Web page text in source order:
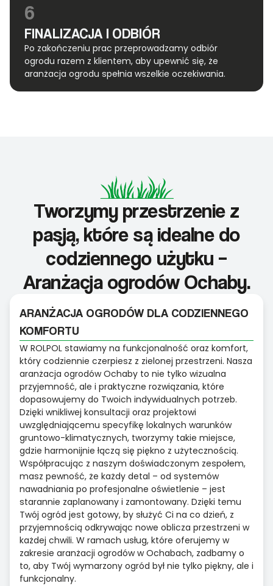
6
FINALIZACJA I ODBIÓR
Po zakończeniu prac przeprowadzamy odbiór
ogrodu razem z klientem, aby upewnić się, że
aranżacja ogrodu spełnia wszelkie oczekiwania.
Tworzymy przestrzenie z
pasją, które są idealne do
codziennego użytku –
Aranżacja ogrodów Ochaby.
ARANŻACJA OGRODÓW DLA CODZIENNEGO
KOMFORTU
W ROLPOL stawiamy na funkcjonalność oraz komfort,
który codziennie czerpiesz z zielonej przestrzeni. Nasza
aranżacja ogrodów Ochaby to nie tylko wizualna
przyjemność, ale i praktyczne rozwiązania, które
dopasowujemy do Twoich indywidualnych potrzeb.
Dzięki wnikliwej konsultacji oraz projektowi
uwzględniającemu specyfikę lokalnych warunków
gruntowo-klimatycznych, tworzymy takie miejsce,
gdzie harmonijnie łączą się piękno z użytecznością.
Współpracując z naszym doświadczonym zespołem,
masz pewność, że każdy detal – od systemów
nawadniania po profesjonalne oświetlenie – jest
starannie zaplanowany i zamontowany. Dzięki temu
Twój ogród jest gotowy, by służyć Ci na co dzień, z
przyjemnością odkrywając nowe oblicza przestrzeni w
każdej chwili. W ramach usług, które oferujemy w
zakresie aranżacji ogrodów w Ochabach, zadbamy o
to, aby Twój wymarzony ogród był nie tylko piękny, ale i
funkcjonalny.